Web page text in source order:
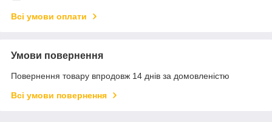
Всі умови оплати
Умови повернення
Повернення товару впродовж 14 днів за домовленістю
Всі умови повернення